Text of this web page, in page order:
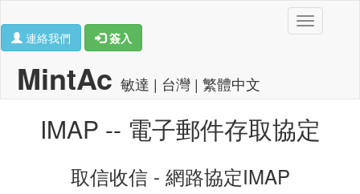
Toggle
navigation
連絡我們 簽入
MintAc 敏達 | 台灣 | 繁體中文
IMAP -- 電子郵件存取協定
取信收信 - 網路協定IMAP